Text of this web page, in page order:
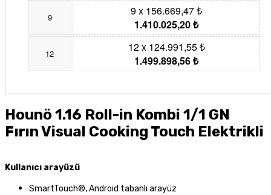
9
9 x 156.669,47 ₺
1.410.025,20 ₺
12
12 x 124.991,55 ₺
1.499.898,56 ₺
Hounö 1.16 Roll-in Kombi 1/1 GN
Fırın Visual Cooking Touch Elektrikli
Kullanıcı arayüzü
SmartTouch®, Android tabanlı arayüz